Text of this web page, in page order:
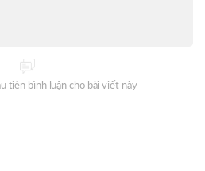
tiên bình luận cho bài viết này